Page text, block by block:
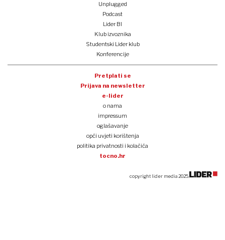
Unplugged
Podcast
Lider BI
Klub izvoznika
Studentski Lider klub
Konferencije
Pretplati se
Prijava na newsletter
e-lider
o nama
impressum
oglašavanje
opći uvjeti korištenja
politika privatnosti i kolačića
tocno.hr
copyright lider media 2025.